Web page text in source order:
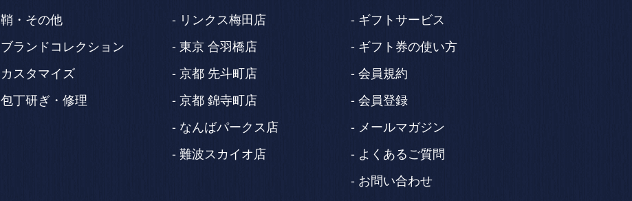
鞘・その他
ブランドコレクション
カスタマイズ
包丁研ぎ・修理
リンクス梅田店
東京 合羽橋店
京都 先斗町店
京都 錦寺町店
なんばパークス店
難波スカイオ店
ギフトサービス
ギフト券の使い方
会員規約
会員登録
メールマガジン
よくあるご質問
お問い合わせ